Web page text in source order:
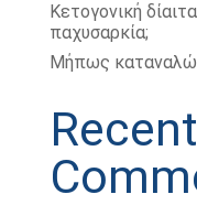
Κετογονική
παχυσαρκία;
Μήπως
Recent